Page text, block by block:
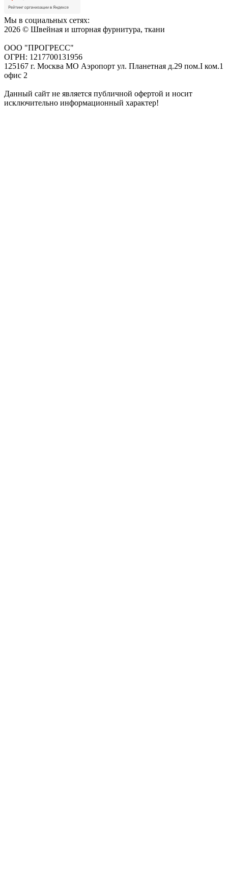
Мы в социальных сетях:
2026 © Швейная и шторная фурнитура, ткани
ООО "ПРОГРЕСС"
ОГРН: 1217700131956
125167 г. Москва МО Аэропорт ул. Планетная д.29 пом.I ком.1
офис 2
Данный сайт не является публичной офертой и носит
исключительно информационный характер!